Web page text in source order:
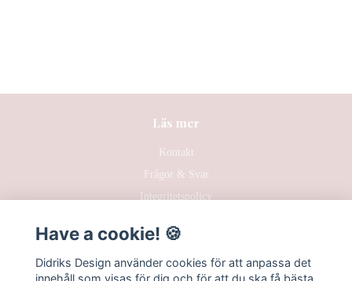
Läs mer
Kontakt
Frågor & Svar
Integritetspolicy
Köpvillkor
Have a cookie! 🍪
Didriks Design använder cookies för att anpassa det
innehåll som visas för dig och för att du ska få bästa